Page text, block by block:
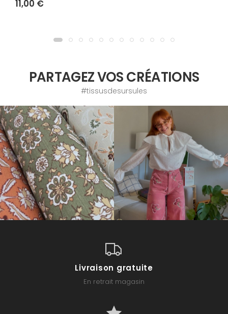
11,00 €
PARTAGEZ VOS CRÉATIONS
#tissusdesursules
Livraison gratuite
En retrait magasin